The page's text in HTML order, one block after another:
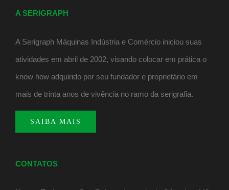
A SERIGRAPH
A Serigraph Máquinas Indústria e Comércio iniciou suas
atividades em abril de 2002, visando colocar em prática o
know how adquirido por seu fundador e proprietário em
mais de trinta anos de vivência no ramo da serigrafia.
SAIBA MAIS
CONTATOS